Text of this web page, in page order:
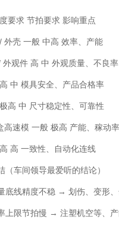
要求 节拍要求 影响重点
外壳 一般 中高 效率、产能
外观件 高 中 外观质量、不良率
中 模具安全、产品合格率
高 中 尺寸稳定性、可靠性
高速模 一般 极高 产能、稼动率
高 一致性、自动化连线
（车间领导最爱听的结论）
底线精度不稳 → 划伤、变形、
上限节拍慢 → 注塑机空等、产